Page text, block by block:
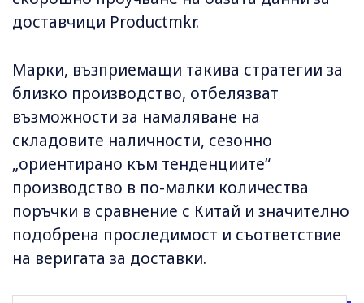
доставчици Productmkr.
Марки, възприемащи такива стратегии за
близко производство, отбелязват
възможности за намаляване на
складовите наличности, сезонно
„ориентирано към тенденциите“
производство в по-малки количества
поръчки в сравнение с Китай и значително
подобрена проследимост и съответствие
на веригата за доставки.